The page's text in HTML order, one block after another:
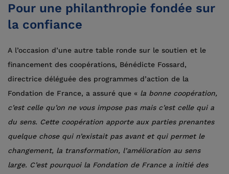
Pour une philanthropie fondée sur
la confiance
A l’occasion d’une autre table ronde sur le soutien et le
financement des coopérations, Bénédicte Fossard,
directrice déléguée des programmes d’action de la
Fondation de France, a assuré que « la bonne coopération,
c’est celle qu’on ne vous impose pas mais c’est celle qui a
du sens. Cette coopération apporte aux parties prenantes
quelque chose qui n’existait pas avant et qui permet le
changement, la transformation, l’amélioration au sens
large. C’est pourquoi la Fondation de France a initié des